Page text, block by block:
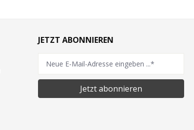
JETZT ABONNIEREN
Jetzt abonnieren